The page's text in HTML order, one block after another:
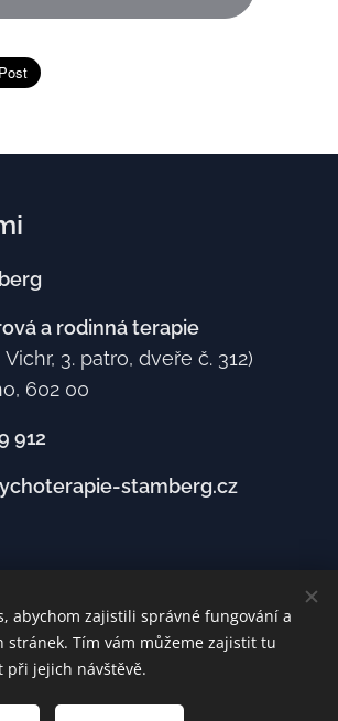
a rodinná terapie
3. patro, dveře č. 312)
602 00
912
stamberg.cz
služby a neprovozuji
Úhrada služeb zdravotními
není možná.
abychom zajistili správné fungování a
stránek. Tím vám můžeme zajistit tu
při jejich návštěvě.